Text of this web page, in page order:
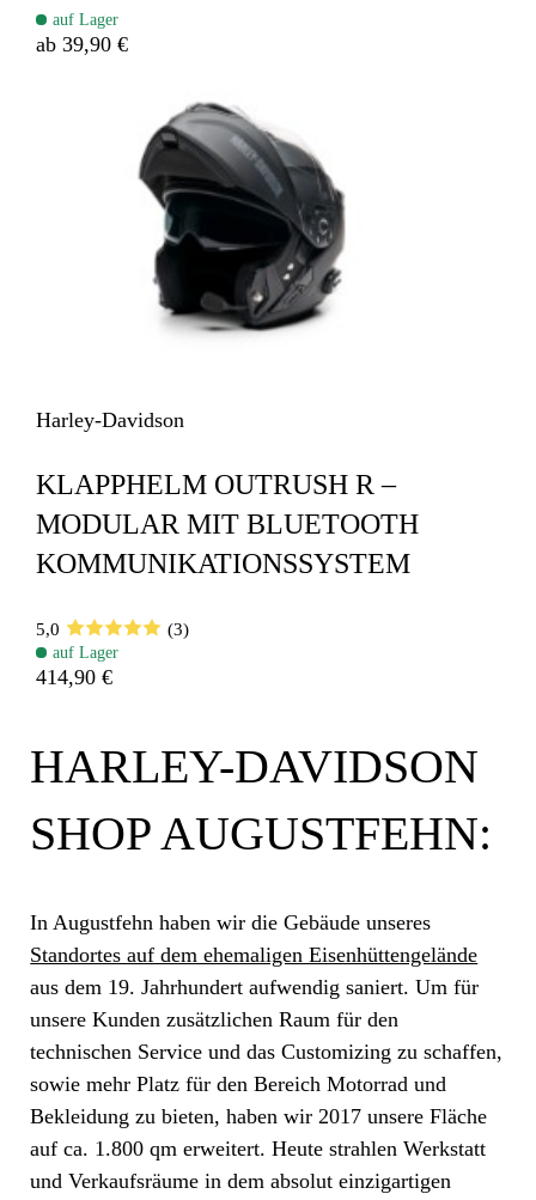
auf Lager
ab 39,90 €
Harley-Davidson
KLAPPHELM OUTRUSH R –
MODULAR MIT BLUETOOTH
KOMMUNIKATIONSSYSTEM
5,0
(3)
auf Lager
414,90 €
HARLEY-DAVIDSON
SHOP AUGUSTFEHN:
In Augustfehn haben wir die Gebäude unseres
Standortes auf dem ehemaligen Eisenhüttengelände
aus dem 19. Jahrhundert aufwendig saniert. Um für
unsere Kunden zusätzlichen Raum für den
technischen Service und das Customizing zu schaffen,
sowie mehr Platz für den Bereich Motorrad und
Bekleidung zu bieten, haben wir 2017 unsere Fläche
auf ca. 1.800 qm erweitert. Heute strahlen Werkstatt
und Verkaufsräume in dem absolut einzigartigen